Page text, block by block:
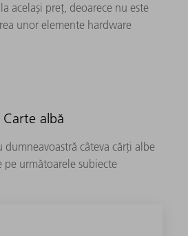
același preț, deoarece nu este
unor elemente hardware
Carte albă
câteva cărți albe
pe următoarele subiecte